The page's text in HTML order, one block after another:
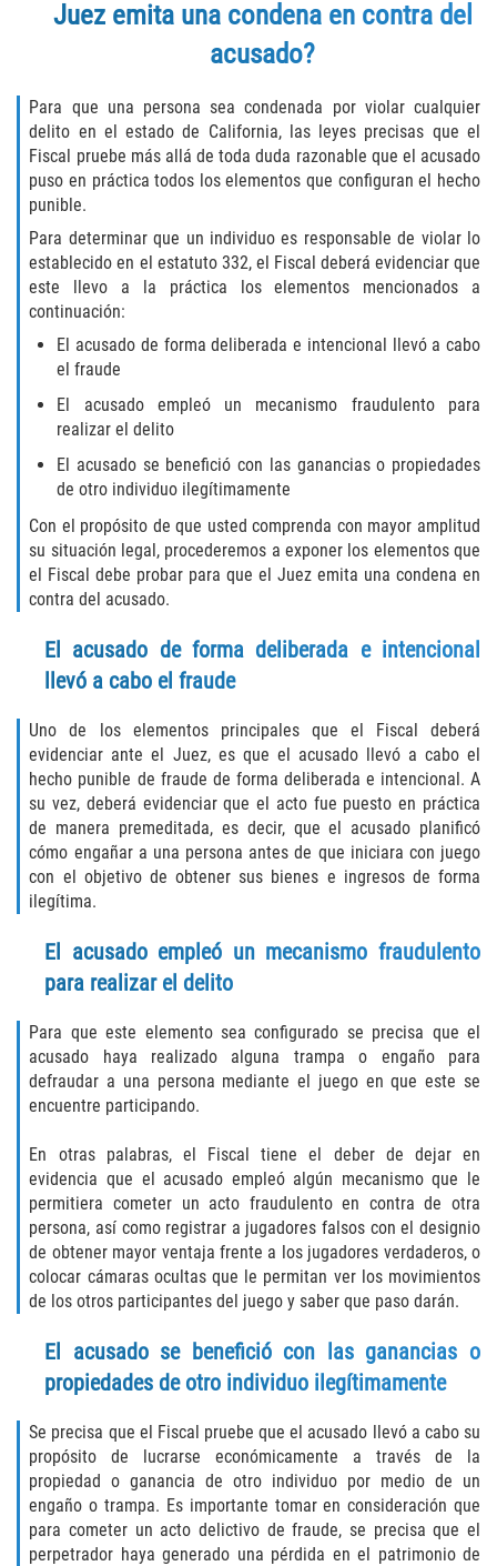
Delitos de Cuello Blanco
Apropiación Indebida de Fondos
Públicos
Falsificación
Malversación de Fondos
Presentación de Documentos Falsos
Robo de Identidad
Falsificación o Alteración de una
Prescripción Médica
Delitos de Drogas
Fabricación de Drogas
Leyes sobre Marihuana en California
Posesión de Marihuana para la Venta
Posesión De Parafernalia De Drogas
Posesión de Sustancias Controladas
Posesión de una Sustancia
Controlada para la Venta
Posesión De Metanfetamina
Juicio
Transporte De Sustancias
Controladas Para La Venta
Delitos de Fraude
Fraude al Sistema de Salud
Fraude A La Compensación A los
Trabajadores
Fraude de Juego
Fraude de Seguro de Auto
Fraude de Tarjeta de Crédito
Fraude del Bienestar Público
Juez emita una condena en contra del
acusado?
Para que una persona sea condenada por violar cualquier
delito en el estado de California, las leyes precisas que el
Fiscal pruebe más allá de toda duda razonable que el acusado
puso en práctica todos los elementos que configuran el hecho
punible.
Para determinar que un individuo es responsable de violar lo
establecido en el estatuto 332, el Fiscal deberá evidenciar que
este llevo a la práctica los elementos mencionados a
continuación:
El acusado de forma deliberada e intencional llevó a cabo
el fraude
El acusado empleó un mecanismo fraudulento para
realizar el delito
El acusado se benefició con las ganancias o propiedades
de otro individuo ilegítimamente
Con el propósito de que usted comprenda con mayor amplitud
su situación legal, procederemos a exponer los elementos que
el Fiscal debe probar para que el Juez emita una condena en
contra del acusado.
El acusado de forma deliberada e intencional
llevó a cabo el fraude
Uno de los elementos principales que el Fiscal deberá
evidenciar ante el Juez, es que el acusado llevó a cabo el
hecho punible de fraude de forma deliberada e intencional. A
su vez, deberá evidenciar que el acto fue puesto en práctica
de manera premeditada, es decir, que el acusado planificó
cómo engañar a una persona antes de que iniciara con juego
con el objetivo de obtener sus bienes e ingresos de forma
ilegítima.
El acusado empleó un mecanismo fraudulento
para realizar el delito
Para que este elemento sea configurado se precisa que el
acusado haya realizado alguna trampa o engaño para
defraudar a una persona mediante el juego en que este se
encuentre participando.
En otras palabras, el Fiscal tiene el deber de dejar en
evidencia que el acusado empleó algún mecanismo que le
permitiera cometer un acto fraudulento en contra de otra
persona, así como registrar a jugadores falsos con el designio
de obtener mayor ventaja frente a los jugadores verdaderos, o
colocar cámaras ocultas que le permitan ver los movimientos
de los otros participantes del juego y saber que paso darán.
El acusado se benefició con las ganancias o
propiedades de otro individuo ilegítimamente
Se precisa que el Fiscal pruebe que el acusado llevó a cabo su
propósito de lucrarse económicamente a través de la
propiedad o ganancia de otro individuo por medio de un
engaño o trampa. Es importante tomar en consideración que
para cometer un acto delictivo de fraude, se precisa que el
perpetrador haya generado una pérdida en el patrimonio de